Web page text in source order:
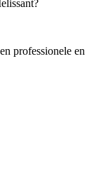
professionele en